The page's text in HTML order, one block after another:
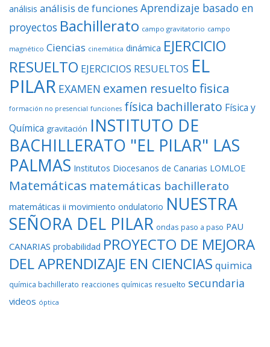
análisis análisis de funciones Aprendizaje basado en
proyectos Bachillerato campo gravitatorio campo
magnético Ciencias cinemática dinámica EJERCICIO
RESUELTO EJERCICIOS RESUELTOS EL
PILAR EXAMEN examen resueltofisica
formación no presencial funciones física bachillerato Física y
Química gravitación INSTITUTO DE
BACHILLERATO "EL PILAR" LAS
PALMAS Institutos Diocesanos de Canarias LOMLOE
Matemáticas matemáticas bachillerato
matemáticas ii movimiento ondulatorio NUESTRA
SEÑORA DEL PILAR ondas paso a paso PAU
CANARIAS probabilidad PROYECTO DE MEJORA
DEL APRENDIZAJE EN CIENCIAS quimica
química bachillerato reacciones químicas resuelto secundaria
videos óptica